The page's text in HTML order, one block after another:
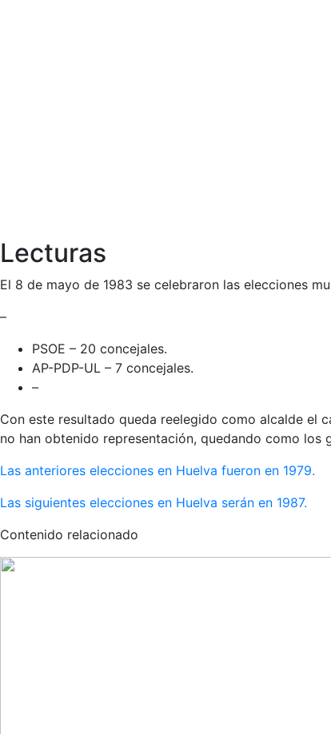
Lecturas
El 8 de mayo de 1983 se celebraron las elecciones
–
PSOE – 20 concejales.
AP-PDP-UL – 7 concejales.
–
Con este resultado queda reelegido como alcalde el
no han obtenido representación, quedando como los
Las anteriores elecciones en Huelva fueron en 1979.
Las siguientes elecciones en Huelva serán en 1987.
Contenido relacionado